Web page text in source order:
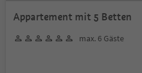
Appartement mit 5 Betten
max. 6 Gäste